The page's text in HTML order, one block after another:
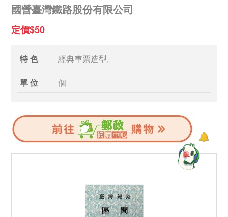
國營臺灣鐵路股份有限公司
定價$50
特 色 經典車票造型。
單 位 個